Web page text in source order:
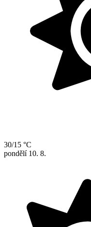
30/15 °C
pondělí 10. 8.